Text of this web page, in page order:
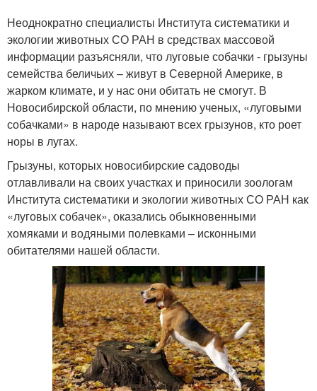
Неоднократно специалисты Института систематики и
экологии животных СО РАН в средствах массовой
информации разъясняли, что луговые собачки - грызуны
семейства беличьих – живут в Северной Америке, в
жарком климате, и у нас они обитать не смогут. В
Новосибирской области, по мнению ученых, «луговыми
собачками» в народе называют всех грызунов, кто роет
норы в лугах.
Грызуны, которых новосибирские садоводы
отлавливали на своих участках и приносили зоологам
Института систематики и экологии животных СО РАН как
«луговых собачек», оказались обыкновенными
хомяками и водяными полевками – исконными
обитателями нашей области.